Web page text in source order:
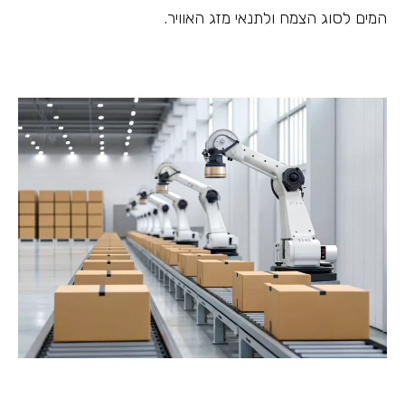
המים לסוג הצמח ולתנאי מזג האוויר.